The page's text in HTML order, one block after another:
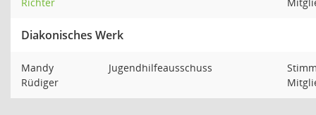
Diakonisches Werk
Mandy
Rüdiger
Jugendhilfeausschuss